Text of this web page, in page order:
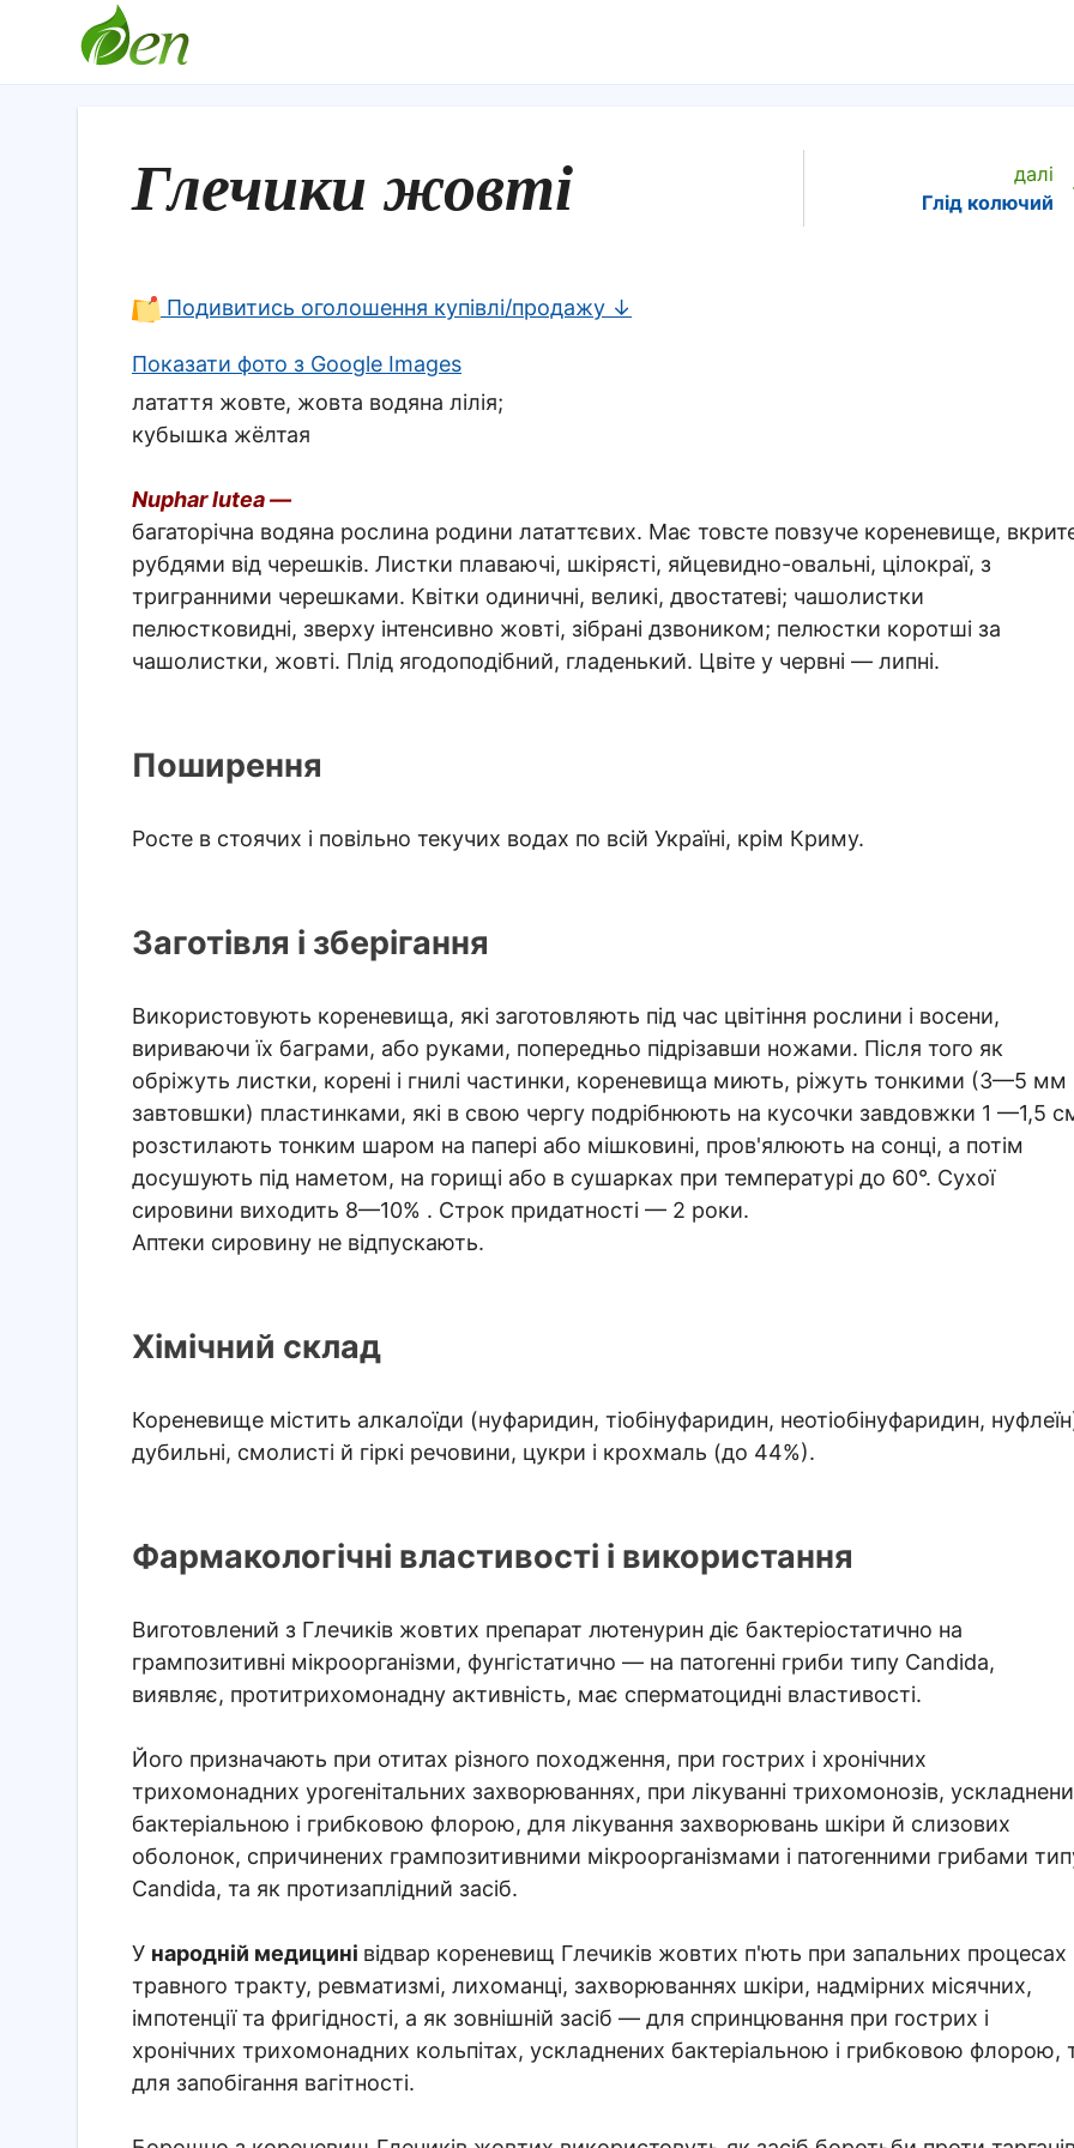
Глечики жовті
далі
Глід колючий
Подивитись оголошення купівлі/продажу ↓
Показати фото з Google Images
латаття жовте, жовта водяна лілія;
кубышка жёлтая
Nuphar lutea —
багаторічна водяна рослина родини лататтєвих. Має товсте повзуче кореневище,
рубдями від черешків. Листки плаваючі, шкірясті, яйцевидно-овальні, цілокраї, з
тригранними черешками. Квітки одиничні, великі, двостатеві; чашолистки
пелюстковидні, зверху інтенсивно жовті, зібрані дзвоником; пелюстки коротші за
чашолистки, жовті. Плід ягодоподібний, гладенький. Цвіте у червні — липні.
Поширення
Росте в стоячих і повільно текучих водах по всій Україні, крім Криму.
Заготівля і зберігання
Використовують кореневища, які заготовляють під час цвітіння рослини і восени,
вириваючи їх баграми, або руками, попередньо підрізавши ножами. Після того як
обріжуть листки, корені і гнилі частинки, кореневища миють, ріжуть тонкими (3—5 мм
завтовшки) пластинками, які в свою чергу подрібнюють на кусочки завдовжки 1 —1,5
розстилають тонким шаром на папері або мішковині, пров'ялюють на сонці, а потім
досушують під наметом, на горищі або в сушарках при температурі до 60°. Сухої
сировини виходить 8—10% . Строк придатності — 2 роки.
Аптеки сировину не відпускають.
Хімічний склад
Кореневище містить алкалоїди (нуфаридин, тіобінуфаридин, неотіобінуфаридин,
дубильні, смолисті й гіркі речовини, цукри і крохмаль (до 44%).
Фармакологічні властивості і використання
Виготовлений з Глечиків жовтих препарат лютенурин діє бактеріостатично на
грампозитивні мікроорганізми, фунгістатично — на патогенні гриби типу Candida,
виявляє, протитрихомонадну активність, має сперматоцидні властивості.
Його призначають при отитах різного походження, при гострих і хронічних
трихомонадних урогенітальних захворюваннях, при лікуванні трихомонозів,
бактеріальною і грибковою флорою, для лікування захворювань шкіри й слизових
оболонок, спричинених грампозитивними мікроорганізмами і патогенними грибами
Candida, та як протизаплідний засіб.
У народній медицині відвар кореневищ Глечиків жовтих п'ють при запальних процесах
травного тракту, ревматизмі, лихоманці, захворюваннях шкіри, надмірних місячних,
імпотенції та фригідності, а як зовнішній засіб — для спринцювання при гострих і
хронічних трихомонадних кольпітах, ускладнених бактеріальною і грибковою флорою,
для запобігання вагітності.